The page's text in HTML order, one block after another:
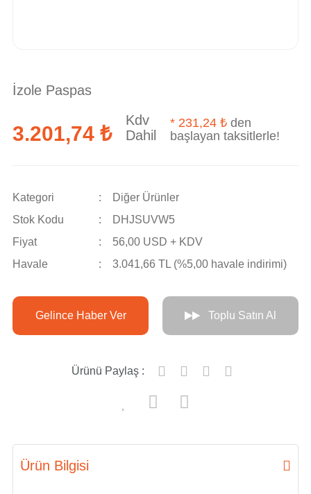
İzole Paspas
3.201,74 ₺
Kdv
Dahil
* 231,24 ₺ den
başlayan taksitlerle!
Kategori
Diğer Ürünler
Stok Kodu
DHJSUVW5
Fiyat
56,00 USD + KDV
Havale
3.041,66 TL (%5,00 havale indirimi)
Gelince Haber Ver Toplu Satın Al
Ürünü Paylaş :
Ürün Bilgisi